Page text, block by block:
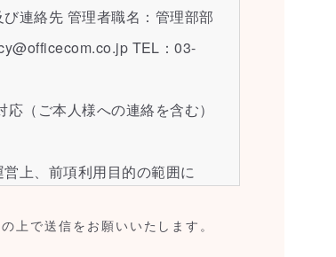
連絡先 管理者職名：管理部部
TEL：03-
（ご本人様への連絡を含む）
上、前項利用目的の範囲に
情報の適正管理・機密保持に
上で送信をお願いいたします。